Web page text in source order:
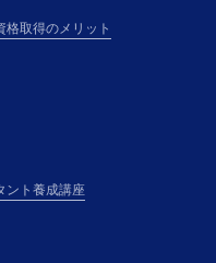
サイト上その他で主
金を支払うものとし
受講希望者」とい
続、または主催者の
所・電話番号その他
格取得のメリット
ント養成講座